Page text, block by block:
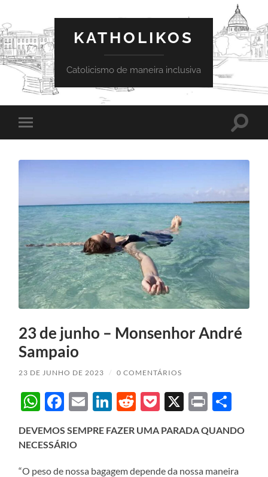
KATHOLIKOS
Catolicismo de maneira inclusiva
Toggle
mobile
Toggle
23 de junho – Monsenhor André
Sampaio
23 DE JUNHO DE 2023 / 0 COMENTÁRIOS
WhatsApp
Facebook
EmailLinkedIn
Reddit
Pocket
X Print
DEVEMOS SEMPRE FAZER UMA PARADA QUANDO
NECESSÁRIO
“O peso de nossa bagagem depende da nossa maneira